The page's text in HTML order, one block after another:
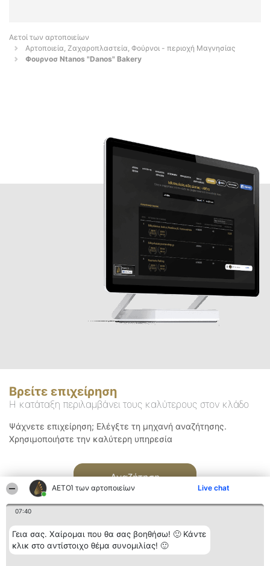
ΑΕΤΟΊ των αρτοποιείων Live chat
07:40
Γεια σας. Χαίρομαι που θα σας βοηθήσω! 🙂 Κάντε
κλικ στο αντίστοιχο θέμα συνομιλίας! 🙂
Αετοί των αρτοποιείων
Αρτοποιεία, Ζαχαροπλαστεία, Φούρνοι - περιοχή Μαγνησίας
Φουρνοσ Ntanos "Danos" Bakery
Βρείτε επιχείρηση
Η κατάταξη περιλαμβάνει τους καλύτερους στον κλάδο
Ψάχνετε επιχείρηση; Ελέγξτε τη μηχανή αναζήτησης.
Χρησιμοποιήστε την καλύτερη υπηρεσία
Αναζήτηση